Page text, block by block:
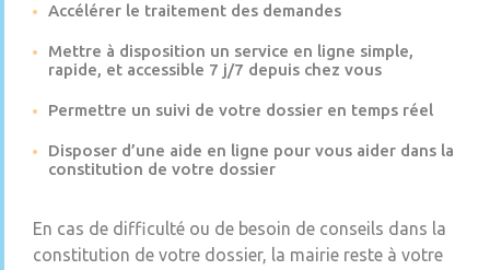
Accélérer le traitement des demandes
Mettre à disposition un service en ligne simple,
rapide, et accessible 7 j/7 depuis chez vous
Permettre un suivi de votre dossier en temps réel
Disposer d’une aide en ligne pour vous aider dans la
constitution de votre dossier
En cas de difficulté ou de besoin de conseils dans la
constitution de votre dossier, la mairie reste à votre